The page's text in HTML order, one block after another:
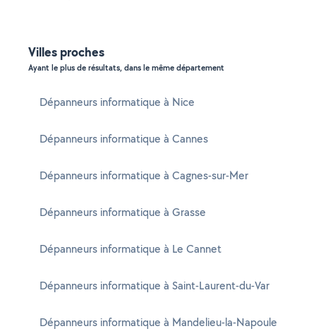
Villes proches
Ayant le plus de résultats, dans le même département
Dépanneurs informatique à Nice
Dépanneurs informatique à Cannes
Dépanneurs informatique à Cagnes-sur-Mer
Dépanneurs informatique à Grasse
Dépanneurs informatique à Le Cannet
Dépanneurs informatique à Saint-Laurent-du-Var
Dépanneurs informatique à Mandelieu-la-Napoule